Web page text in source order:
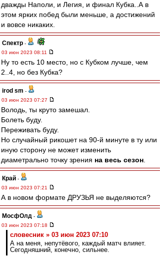
дважды Наполи, и Легия, и финал Кубка..А в
этом ярких побед были меньше, а достижений
и вовсе никаких.
Спектр -
03 июн 2023 08:11
Ну то есть 10 место, но с Кубком лучше, чем
2..4, но без Кубка?
irod sm -
03 июн 2023 07:27
Володь, ты круто замешал.
Болеть буду.
Переживать буду.
Но случайный рикошет на 90-й минуте в ту или
иную сторону не может изменить
диаметрально точку зрения на весь сезон
Край -
03 июн 2023 07:21
А в новом формате ДРУЗЬЯ не выделяются?
МосфОлд -
03 июн 2023 07:18
словесник » 03 июн 2023 07:10
А на меня, непутёвого, каждый матч влияет.
Сегодняшний, конечно, сильнее.